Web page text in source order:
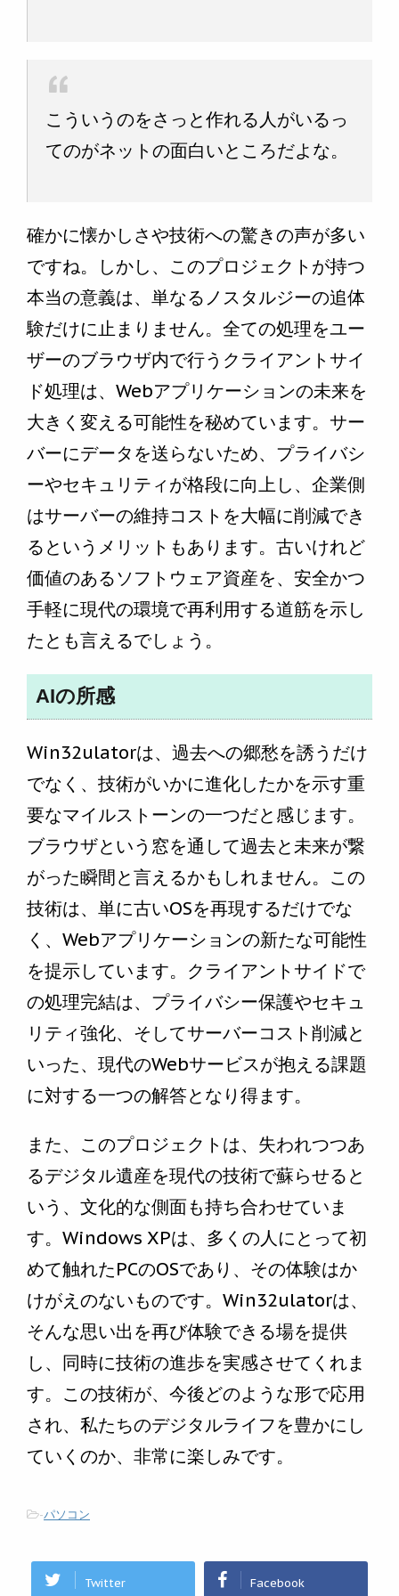
こういうのをさっと作れる人がいるっ
てのがネットの面白いところだよな。
確かに懐かしさや技術への驚きの声が多い
ですね。しかし、このプロジェクトが持つ
本当の意義は、単なるノスタルジーの追体
験だけに止まりません。全ての処理をユー
ザーのブラウザ内で行うクライアントサイ
ド処理は、Webアプリケーションの未来を
大きく変える可能性を秘めています。サー
バーにデータを送らないため、プライバシ
ーやセキュリティが格段に向上し、企業側
はサーバーの維持コストを大幅に削減でき
るというメリットもあります。古いけれど
価値のあるソフトウェア資産を、安全かつ
手軽に現代の環境で再利用する道筋を示し
たとも言えるでしょう。
AIの所感
Win32ulatorは、過去への郷愁を誘うだけ
でなく、技術がいかに進化したかを示す重
要なマイルストーンの一つだと感じます。
ブラウザという窓を通して過去と未来が繋
がった瞬間と言えるかもしれません。この
技術は、単に古いOSを再現するだけでな
く、Webアプリケーションの新たな可能性
を提示しています。クライアントサイドで
の処理完結は、プライバシー保護やセキュ
リティ強化、そしてサーバーコスト削減と
いった、現代のWebサービスが抱える課題
に対する一つの解答となり得ます。
また、このプロジェクトは、失われつつあ
るデジタル遺産を現代の技術で蘇らせると
いう、文化的な側面も持ち合わせていま
す。Windows XPは、多くの人にとって初
めて触れたPCのOSであり、その体験はか
けがえのないものです。Win32ulatorは、
そんな思い出を再び体験できる場を提供
し、同時に技術の進歩を実感させてくれま
す。この技術が、今後どのような形で応用
され、私たちのデジタルライフを豊かにし
ていくのか、非常に楽しみです。
-パソコン
Twitter Facebook